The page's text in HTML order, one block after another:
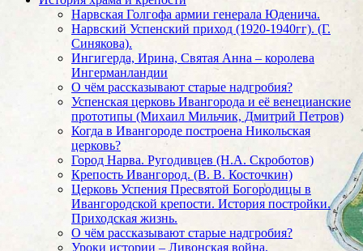
Нарвская Голгофа армии генерала Юденича.
Нарвский Успенский приход (1920-1940гг). (Г.
Синякова).
Ингигерда, Ирина, Святая Анна – королева
Ингерманландии
О чём рассказывают старые надгробия?
Успенская церковь Ивангорода и её венецианские
прототипы (Михаил Мильчик, Дмитрий Петров)
Когда в Ивангороде построена Никольская
церковь?
Город Нарва. Ругодивцев (Н.А. Скроботов)
Крепость Ивангород. (В. В. Косточкин)
Церковь Успения Пресвятой Богородицы в
Ивангородской крепости. История постройки.
Приходская жизнь.
О чём рассказывают старые надгробия?
Уроки истории – Ливонская война.